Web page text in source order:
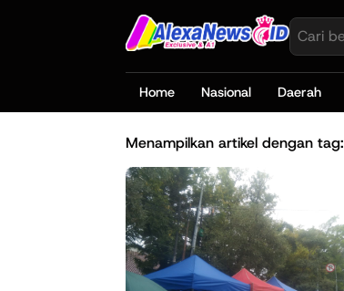
Home Nasional Daerah
Menampilkan artikel dengan tag: